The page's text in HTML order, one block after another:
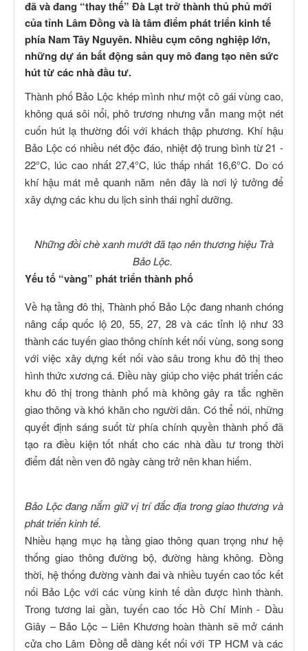
đã và đang “thay thế” Đà Lạt trở thành thủ phủ mới
của tỉnh Lâm Đồng và là tâm điểm phát triển kinh tế
phía Nam Tây Nguyên. Nhiều cụm công nghiệp lớn,
những dự án bất động sản quy mô đang tạo nên sức
hút từ các nhà đầu tư.
Thành phố Bảo Lộc khép mình như một cô gái vùng cao,
không quá sôi nổi, phô trương nhưng vẫn mang một nét
cuốn hút lạ thường đối với khách thập phương. Khí hậu
Bảo Lộc có nhiều nét độc đáo, nhiệt độ trung bình từ 21 -
22°C, lúc cao nhất 27,4°C, lúc thấp nhất 16,6°C. Do có
khí hậu mát mẻ quanh năm nên đây là nơi lý tưởng để
xây dựng các khu du lịch sinh thái nghỉ dưỡng.
Những đồi chè xanh mướt đã tạo nên thương hiệu Trà
Bảo Lộc.
Yếu tố “vàng” phát triển thành phố
Về hạ tầng đô thị, Thành phố Bảo Lộc đang nhanh chóng
nâng cấp quốc lộ 20, 55, 27, 28 và các tỉnh lộ như 33
thành các tuyến giao thông chính kết nối vùng, song song
với việc xây dựng kết nối vào sâu trong khu đô thị theo
hình thức xương cá. Điều này giúp cho việc phát triển các
khu đô thị trong thành phố mà không gây ra tắc nghẽn
giao thông và khó khăn cho người dân. Có thể nói, những
quyết định sáng suốt từ phía chính quyền thành phố đã
tạo ra điều kiện tốt nhất cho các nhà đầu tư trong thời
điểm đất nền ven đô ngày càng trở nên khan hiếm.
Bảo Lộc đang nắm giữ vị trí đắc địa trong giao thương và
phát triển kinh tế.
Nhiều hạng mục hạ tầng giao thông quan trọng như hệ
thống giao thông đường bộ, đường hàng không. Đồng
thời, hệ thống đường vành đai và nhiều tuyến cao tốc kết
nối Bảo Lộc với các vùng kinh tế dần được hình thành.
Trong tương lai gần, tuyến cao tốc Hồ Chí Minh - Dầu
Giây – Bảo Lộc – Liên Khương hoàn thành sẽ mở cánh
cửa cho Lâm Đồng dễ dàng kết nối với TP HCM và các